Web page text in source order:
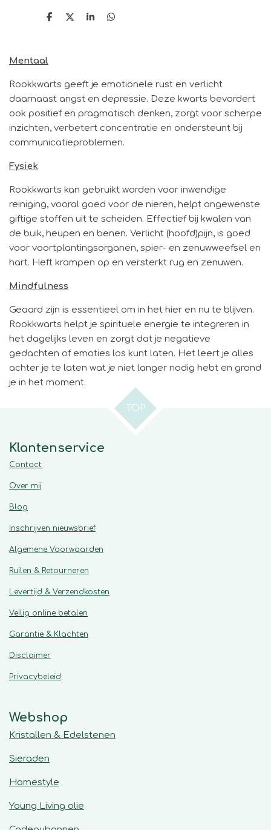
D
D
S
D
Mentaal
Rookkwarts geeft je emotionele rust en verlicht
daarnaast angst en depressie. Deze kwarts bevordert
ook positief en pragmatisch denken, zorgt voor scherpe
inzichten, verbetert concentratie en ondersteunt bij
communicatieproblemen.
Fysiek
Rookkwarts kan gebruikt worden voor inwendige
reiniging, vooral goed voor de nieren, helpt ongewenste
giftige stoffen uit te scheiden. Effectief bij kwalen van
de buik, heupen en benen. Verlicht (hoofd)pijn, is goed
voor voortplantingsorganen, spier- en zenuwweefsel en
hart. Heft krampen op en versterkt rug en zenuwen.
Mindfulness
Geaard zijn is essentieel om in het hier en nu te blijven.
Rookkwarts helpt je spirituele energie te integreren in
het dagelijks leven en zorgt dat je negatieve
gedachten of emoties los kunt laten. Het leert je alles
achter je te laten wat je niet langer nodig hebt en grond
je in het moment.
TOP
Klantenservice
Contact
Over mij
Blog
Inschrijven nieuwsbrief
Algemene Voorwaarden
Ruilen & Retourneren
Levertijd & Verzendkosten
Veilig online betalen
Garantie & Klachten
Disclaimer
Privacybeleid
Webshop
Kristallen & Edelstenen
Sieraden
Homestyle
Young Living olie